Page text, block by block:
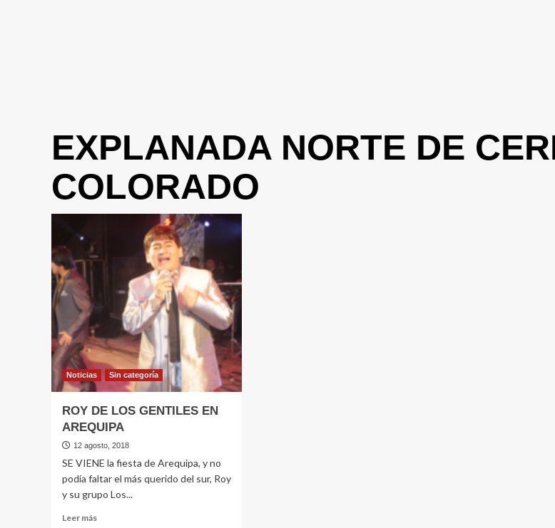
EXPLANADA NORTE DE
COLORADO
Noticias Sin categorí­a
ROY DE LOS GENTILES EN
AREQUIPA
12 agosto, 2018
SE VIENE la fiesta de Arequipa, y no
podía faltar el más querido del sur, Roy
y su grupo Los...
Leer más